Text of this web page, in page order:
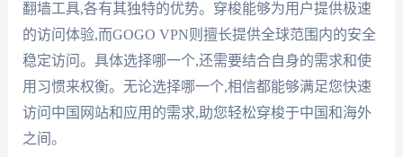
翻墙工具,各有其独特的优势。穿梭能够为用户提供极速
的访问体验,而GOGO VPN则擅长提供全球范围内的安全
稳定访问。具体选择哪一个,还需要结合自身的需求和使
用习惯来权衡。无论选择哪一个,相信都能够满足您快速
访问中国网站和应用的需求,助您轻松穿梭于中国和海外
之间。